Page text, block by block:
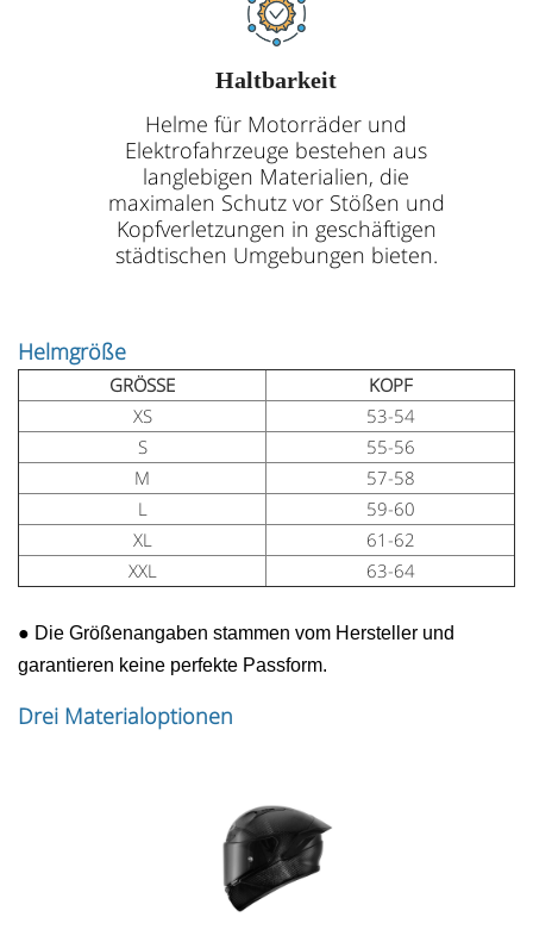
Haltbarkeit
Helme für Motorräder und
Elektrofahrzeuge bestehen aus
langlebigen Materialien, die
maximalen Schutz vor Stößen und
Kopfverletzungen in geschäftigen
städtischen Umgebungen bieten.
Helmgröße
GRÖSSE
KOPF
XS
53-54
S
55-56
M
57-58
L
59-60
XL
61-62
XXL
63-64
● Die Größenangaben stammen vom Hersteller und
garantieren keine perfekte Passform.
Drei Materialoptionen